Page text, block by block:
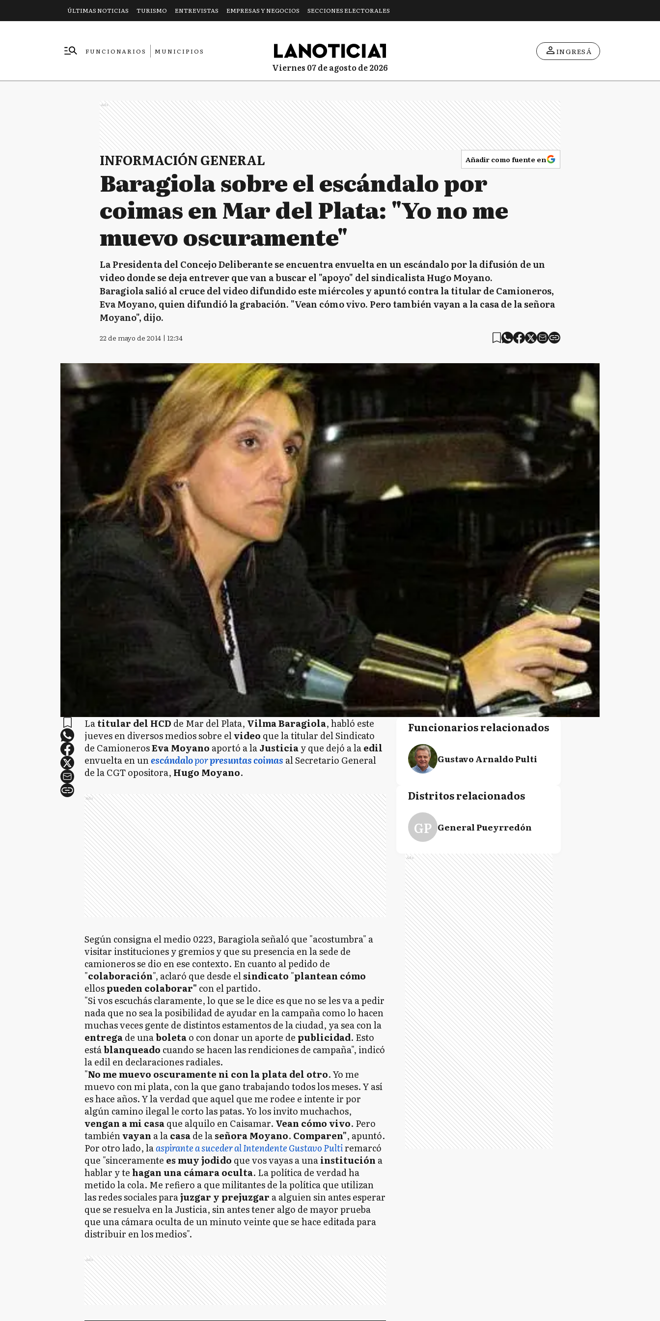
ÚLTIMAS NOTICIAS TURISMO ENTREVISTAS EMPRESAS Y NEGOCIOS SECCIONES ELECTORALES
FUNCIONARIOS
MUNICIPIOS
viernes 07 de agosto de 2026
INGRESÁ
Ads
INFORMACIÓN GENERAL Añadir como fuente en
Baragiola sobre el escándalo por
coimas en Mar del Plata: "Yo no me
muevo oscuramente"
La Presidenta del Concejo Deliberante se encuentra envuelta en un escándalo por la difusión de un
video donde se deja entrever que van a buscar el "apoyo" del sindicalista Hugo Moyano.
Baragiola salió al cruce del video difundido este miércoles y apuntó contra la titular de Camioneros,
Eva Moyano, quien difundió la grabación. "Vean cómo vivo. Pero también vayan a la casa de la señora
Moyano", dijo.
22 de mayo de 2014 | 12:34
Latitular del HCD de Mar del Plata, Vilma Baragiola, habló este
jueves en diversos medios sobre elvideo que la titular del Sindicato
de CamionerosEva Moyano aportó a laJusticiay que dejó a laedil
envuelta en unescándaloporpresuntas coimas al Secretario General
de la CGT opositora, Hugo Moyano.
Ads
Según consigna el medio 0223, Baragiola señaló que "acostumbra" a
visitar instituciones y gremios y que su presencia en la sede de
camioneros se dio en ese contexto. En cuanto al pedido de
"colaboración", aclaró que desde elsindicato "plantean cómo
ellospueden colaborar" con el partido.
"Si vos escuchás claramente, lo que se le dice es que no se les va a pedir
nada que no sea la posibilidad de ayudar en la campaña como lo hacen
muchas veces gente de distintos estamentos de la ciudad, ya sea con la
entregade unaboletao con donar un aporte de publicidad. Esto
estáblanqueado cuando se hacen las rendiciones de campaña", indicó
la edil en declaraciones radiales.
"No me muevo oscuramente ni con la plata del otro. Yo me
muevo con mi plata, con la que gano trabajando todos los meses. Y así
es hace años. Y la verdad que aquel que me rodee e intente ir por
algún camino ilegal le corto las patas. Yo los invito muchachos,
vengan a mi casaque alquilo en Caisamar. Vean cómo vivo. Pero
tambiénvayan a lacasade laseñora Moyano. Comparen", apuntó.
Por otro lado, laaspirante a suceder al Intendente Gustavo Pultiremarcó
que "sinceramente es muy jodido que vos vayas a unainstitución a
hablar y te hagan una cámara oculta. La política de verdad ha
metido la cola. Me refiero a que militantes de la política que utilizan
las redes sociales parajuzgar y prejuzgar a alguien sin antes esperar
que se resuelva en la Justicia, sin antes tener algo de mayor prueba
que una cámara oculta de un minuto veinte que se hace editada para
distribuir en los medios".
Ads
Funcionarios relacionados
Gustavo Arnaldo Pulti
Distritos relacionados
GP General Pueyrredón
Ads